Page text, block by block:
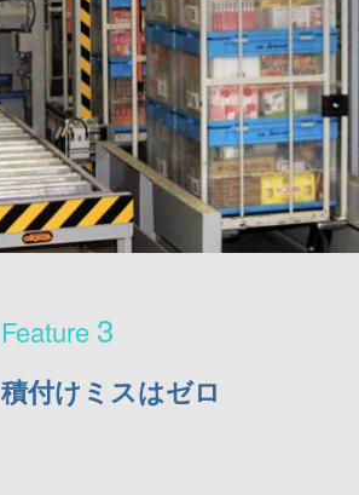
3
積付けミスはゼロ